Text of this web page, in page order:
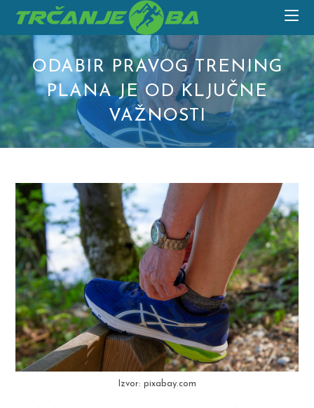
content
ODABIR PRAVOG TRENING
PLANA JE OD KLJUČNE
VAŽNOSTI
Izvor: pixabay.com